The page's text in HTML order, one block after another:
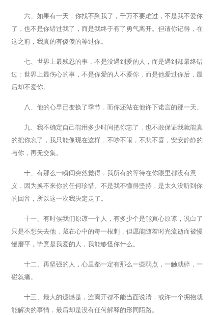
六、如果有一天，你找不到我了，千万不要难过，不是我不爱你
了，也不是你错过我了，而是我终于有了勇气离开。但请你记得，在
这之前，我真的有傻傻的等过你。
七、世界上最残忍的事，不是没遇到爱的人，而是遇到却最终错
过；世界上最伤心的事，不是你爱的人不爱你，而是他爱过你后，最
后却不爱你。
八、他的心早已变换了季节，而你还站在他许下诺言的那一天。
九、我不确定自己能用多少时间把你忘了，也不敢保证我就能真
的把你忘了，我只能像现在这样，不吵不闹，不悲不喜，安安静静的
与你，再无交集。
十、有那么一瞬间突然觉得，我所有的等待在你眼里都没有意
义，因为换不来你的任何珍惜。不是我不懂得坚持，是太久没听到你
的回音，所以这一次我决定走了。
十一、有时候我们原谅一个人，有多少个是能真心原谅，说白了
只是不想失去他，藏在心中的每一根刺，但愿能随着时光流逝而被慢
慢磨平，毕竟是我爱的人，我能够怪你什么。
十二、再坚强的人，心里都一定有那么一些弱点，一触就碎，一
碰就痛。
十三、最大的遗憾是，连离开都不能当面说清，或许一个拥抱就
能解决的事情，最后却是没有任何解释的形同陌路。